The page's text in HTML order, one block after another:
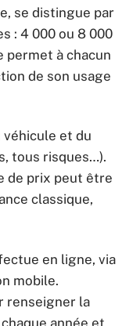
se distingue par
: 4 000 ou 8 000
permet à chacun
de son usage
et du
tous risques…).
de prix peut être
classique,
en ligne, via
mobile.
renseigner la
année et